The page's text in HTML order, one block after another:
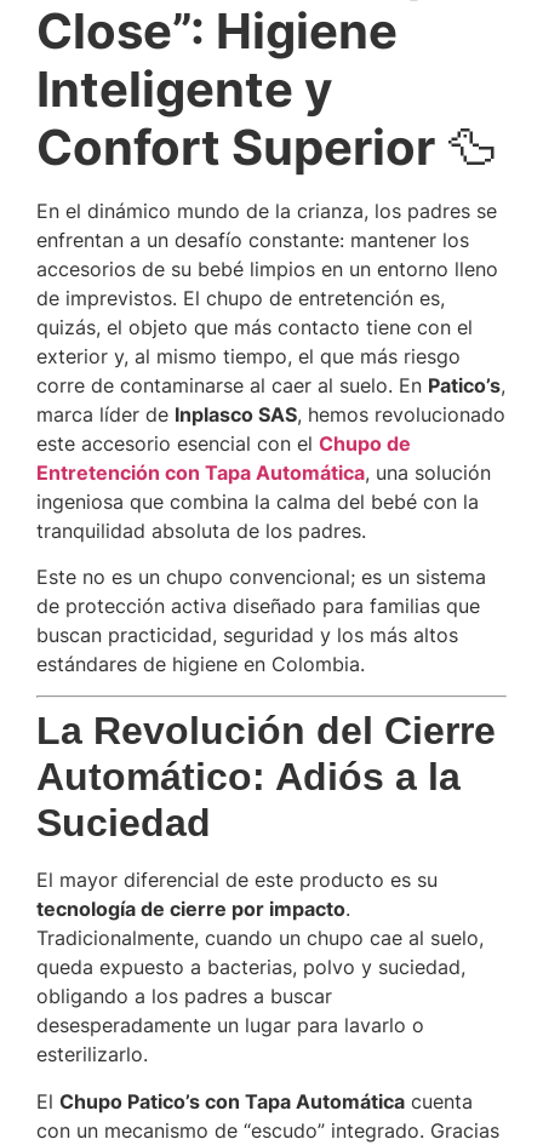
Close”: Higiene
Inteligente y
Confort Superior 🦆
En el dinámico mundo de la crianza, los padres se
enfrentan a un desafío constante: mantener los
accesorios de su bebé limpios en un entorno lleno
de imprevistos. El chupo de entretención es,
quizás, el objeto que más contacto tiene con el
exterior y, al mismo tiempo, el que más riesgo
corre de contaminarse al caer al suelo. En Patico’s,
marca líder de Inplasco SAS, hemos revolucionado
este accesorio esencial con el Chupo de
Entretención con Tapa Automática, una solución
ingeniosa que combina la calma del bebé con la
tranquilidad absoluta de los padres.
Este no es un chupo convencional; es un sistema
de protección activa diseñado para familias que
buscan practicidad, seguridad y los más altos
estándares de higiene en Colombia.
La Revolución del Cierre
Automático: Adiós a la
Suciedad
El mayor diferencial de este producto es su
tecnología de cierre por impacto.
Tradicionalmente, cuando un chupo cae al suelo,
queda expuesto a bacterias, polvo y suciedad,
obligando a los padres a buscar
desesperadamente un lugar para lavarlo o
esterilizarlo.
El Chupo Patico’s con Tapa Automática cuenta
con un mecanismo de “escudo” integrado. Gracias